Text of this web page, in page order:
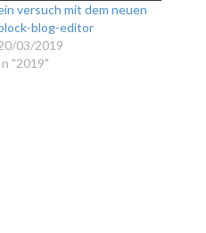
versuch mit dem neuen
blog-editor
03/2019
In "2019"